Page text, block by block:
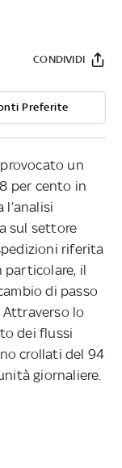
Preferite
CONDIVIDI
un
per cento in
sul settore
riferita
particolare, il
di passo
lo
dei flussi
crollati del 94
giornaliere.